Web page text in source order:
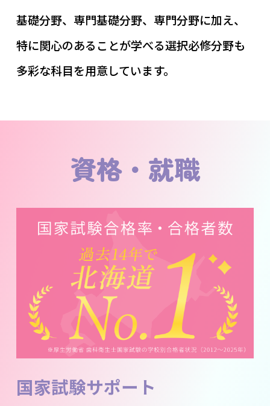
基礎分野、専門基礎分野、専門分野に加え、
特に関心のあることが学べる選択必修分野も
多彩な科目を用意しています。
資格・就職
国家試験サポート